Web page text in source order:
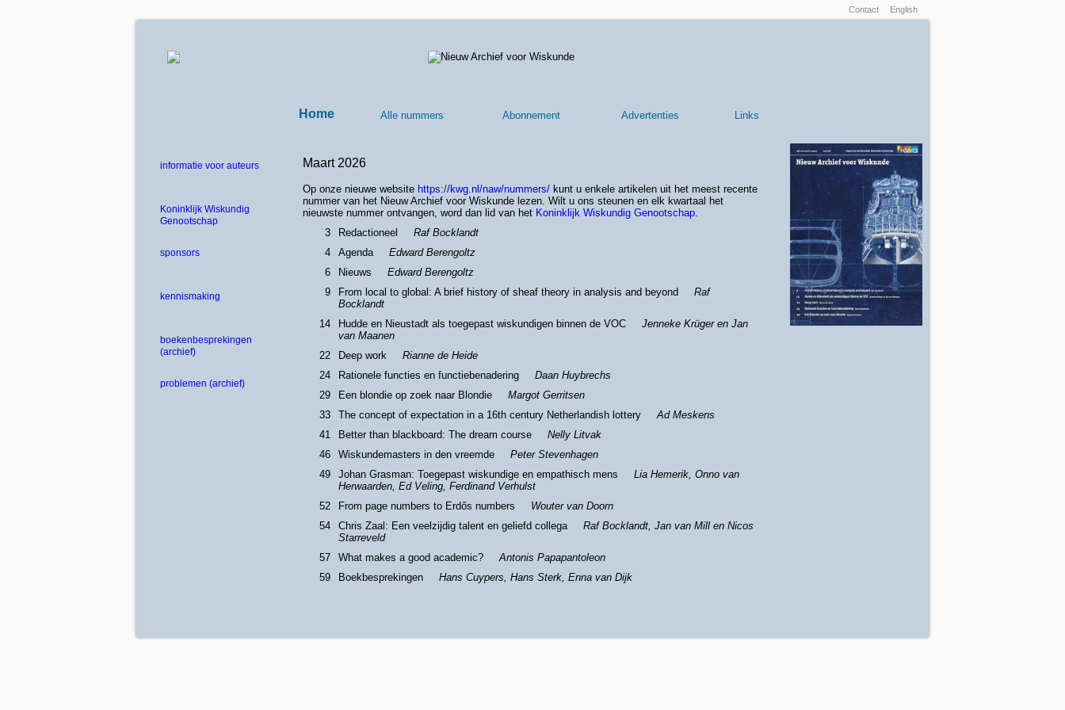
Contact English
Home Alle nummers Abonnement Advertenties Links
informatie voor auteurs
Koninklijk Wiskundig
Genootschap
sponsors
kennismaking
boekenbesprekingen
(archief)
problemen (archief)
Maart 2026
Op onze nieuwe website https://kwg.nl/naw/nummers/ kunt u enkele artikelen uit het meest recente
nummer van het Nieuw Archief voor Wiskunde lezen. Wilt u ons steunen en elk kwartaal het
nieuwste nummer ontvangen, word dan lid van het Koninklijk Wiskundig Genootschap.
3
Redactioneel
Raf Bocklandt
4
Agenda
Edward Berengoltz
6
Nieuws
Edward Berengoltz
9
From local to global: A brief history of sheaf theory in analysis and beyond
Raf
Bocklandt
14
Hudde en Nieustadt als toegepast wiskundigen binnen de VOC
Jenneke Krüger en Jan
van Maanen
22
Deep work
Rianne de Heide
24
Rationele functies en functiebenadering
Daan Huybrechs
29
Een blondie op zoek naar Blondie
Margot Gerritsen
33
The concept of expectation in a 16th century Netherlandish lottery
Ad Meskens
41
Better than blackboard: The dream course
Nelly Litvak
46
Wiskundemasters in den vreemde
Peter Stevenhagen
49
Johan Grasman: Toegepast wiskundige en empathisch mens
Lia Hemerik, Onno van
Herwaarden, Ed Veling, Ferdinand Verhulst
52
From page numbers to Erdős numbers
Wouter van Doorn
54
Chris Zaal: Een veelzijdig talent en geliefd collega
Raf Bocklandt, Jan van Mill en Nicos
Starreveld
57
What makes a good academic?
Antonis Papapantoleon
59
Boekbesprekingen Hans Cuypers, Hans Sterk, Enna van Dijk